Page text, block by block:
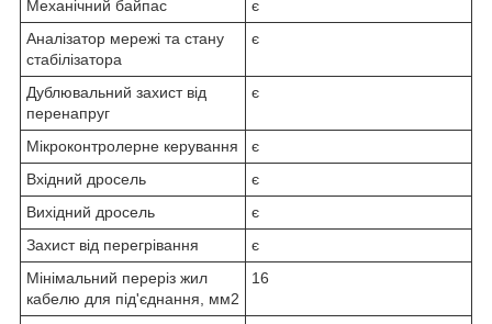
Механічний байпас
є
Аналізатор мережі та стану
стабілізатора
є
Дублювальний захист від
перенапруг
є
Мікроконтролерне керування
є
Вхідний дросель
є
Вихідний дросель
є
Захист від перегрівання
є
Мінімальний переріз жил
кабелю для під'єднання, мм2
16